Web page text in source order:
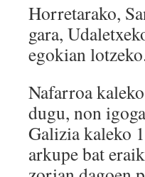
Horretarako,
gara,
egokian
Nafarroa
dugu, non
Galizia kaleko
arkupe bat